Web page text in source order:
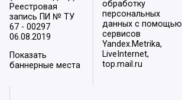
Реестровая
запись ПИ № ТУ
67 - 00297
06.08.2019
Показать
баннерные места
обработку
персональных
данных с помощью
сервисов
Yandex.Metrika,
LiveInternet,
top.mail.ru